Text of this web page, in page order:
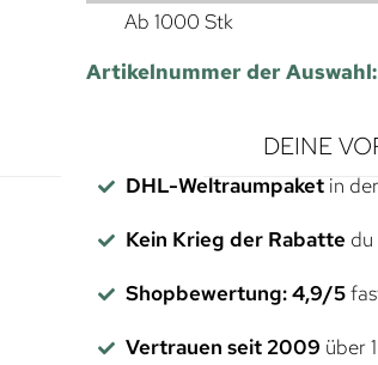
Ab 1000 Stk
Artikelnummer der Auswahl:
DEINE
DHL-Weltraumpaketin
Kein Krieg der Rabatte du
Shopbewertung: 4,9/5
Vertrauen seit 2009 über